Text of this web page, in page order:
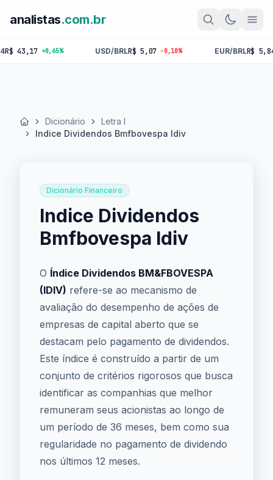
analistas.com.br
+0,65% USD/BRLR$ 5,07 -0,10% EUR/BRLR$ 5,84 -
Início Dicionário
Letra I
Indice Dividendos Bmfbovespa Idiv
Dicionário Financeiro
Indice Dividendos
Bmfbovespa Idiv
O Índice Dividendos BM&FBOVESPA
(IDIV) refere-se ao mecanismo de
avaliação do desempenho de ações de
empresas de capital aberto que se
destacam pelo pagamento de dividendos.
Este índice é construído a partir de um
conjunto de critérios rigorosos que busca
identificar as companhias que melhor
remuneram seus acionistas ao longo de
um período de 36 meses, bem como sua
regularidade no pagamento de dividendo
nos últimos 12 meses.